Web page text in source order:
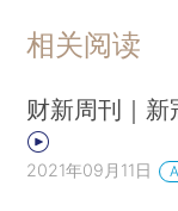
相关阅读
财新周刊｜新
2021年09月11日